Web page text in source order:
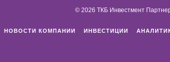
© 2026 ТКБ Инвестмент
НОВОСТИ КОМПАНИИ ИНВЕСТИЦИИ